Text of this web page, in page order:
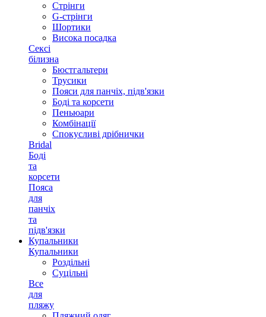
Стрінги
G-стрінги
Шортики
Висока посадка
Сексі
білизна
Бюстгальтери
Трусики
Пояси для панчіх, підв'язки
Боді та корсети
Пеньюари
Комбінації
Спокусливі дрібнички
Bridal
Боді
та
корсети
Пояса
для
панчіх
та
підв'язки
Купальники
Купальники
Роздільні
Суцільні
Все
для
пляжу